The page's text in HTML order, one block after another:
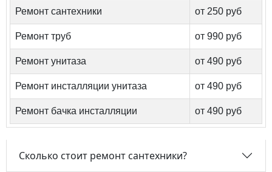
Ремонт сантехники от 250 руб
Ремонт труб от 990 руб
Ремонт унитаза от 490 руб
Ремонт инсталляции унитаза от 490 руб
Ремонт бачка инсталляции от 490 руб
Сколько стоит ремонт сантехники?